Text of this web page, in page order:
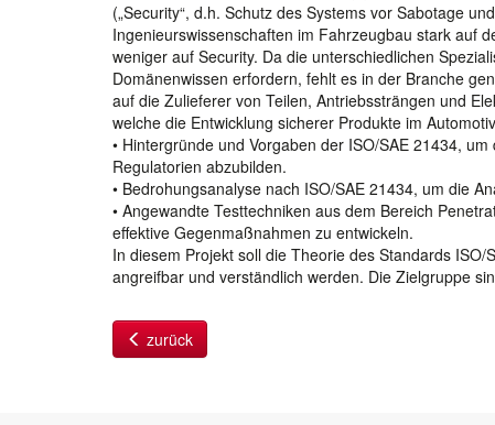
(„Security“, d.h. Schutz des Systems vor Sabotage
Ingenieurswissenschaften im Fahrzeugbau stark auf
weniger auf Security. Da die unterschiedlichen
Domänenwissen erfordern, fehlt es in der Branche
auf die Zulieferer von Teilen, Antriebssträngen und
welche die Entwicklung sicherer Produkte im
• Hintergründe und Vorgaben der ISO/SAE 21434,
Regulatorien abzubilden.
• Bedrohungsanalyse nach ISO/SAE 21434, um die
• Angewandte Testtechniken aus dem Bereich
effektive Gegenmaßnahmen zu entwickeln.
In diesem Projekt soll die Theorie des Standards
angreifbar und verständlich werden. Die Zielgruppe
zurück